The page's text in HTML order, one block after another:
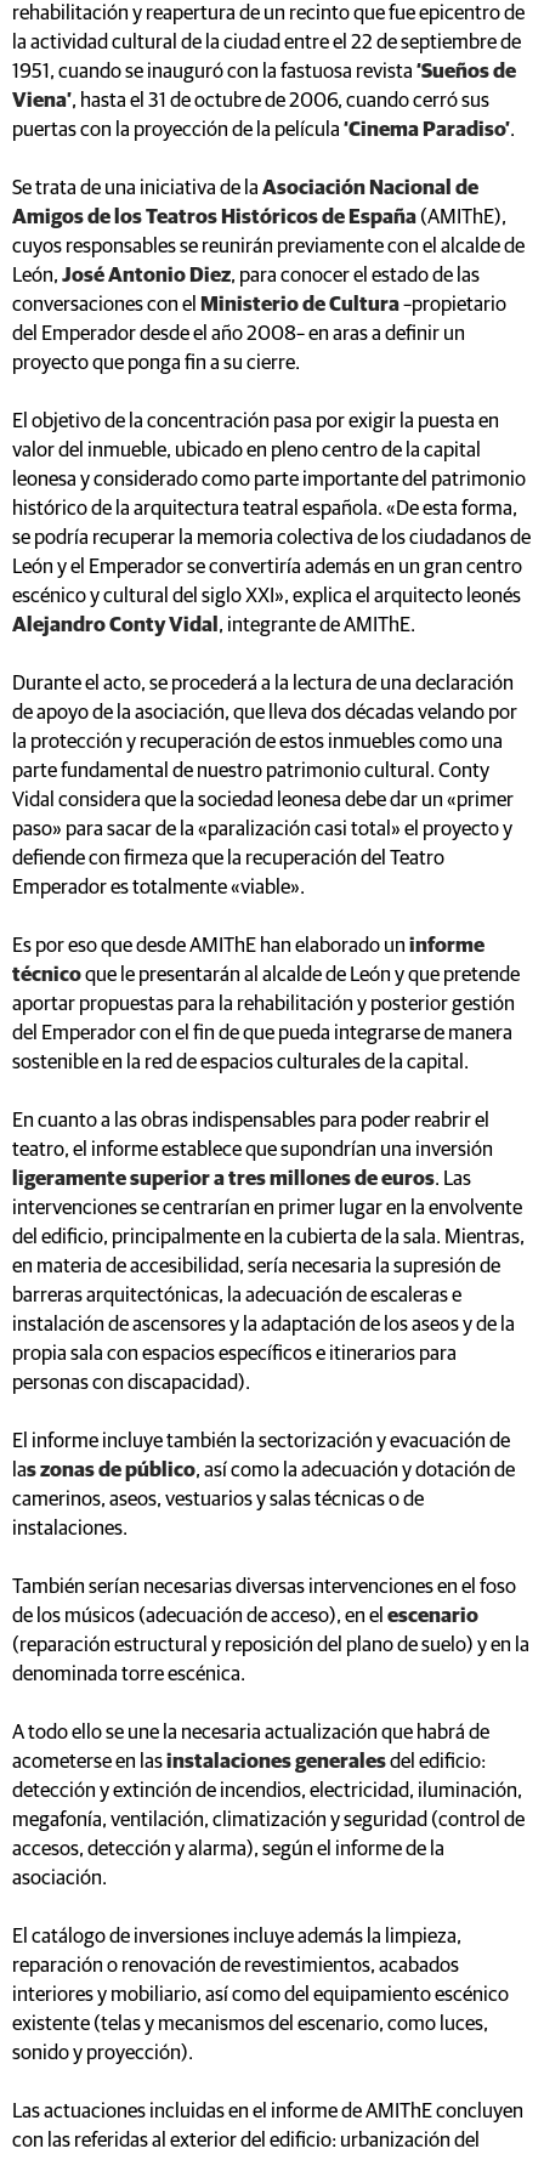
rehabilitación y reapertura de un recinto que fue epicentro de
la actividad cultural de la ciudad entre el 22 de septiembre de
1951, cuando se inauguró con la fastuosa revista ‘Sueños de
Viena’, hasta el 31 de octubre de 2006, cuando cerró sus
puertas con la proyección de la película ‘Cinema Paradiso’.
Se trata de una iniciativa de la Asociación Nacional de
Amigos de los Teatros Históricos de España (AMIThE),
cuyos responsables se reunirán previamente con el alcalde de
León, José Antonio Diez, para conocer el estado de las
conversaciones con el Ministerio de Cultura–propietario
del Emperador desde el año 2008– en aras a definir un
proyecto que ponga fin a su cierre.
El objetivo de la concentración pasa por exigir la puesta en
valor del inmueble, ubicado en pleno centro de la capital
leonesa y considerado como parte importante del patrimonio
histórico de la arquitectura teatral española. «De esta forma,
se podría recuperar la memoria colectiva de los ciudadanos de
León y el Emperador se convertiría además en un gran centro
escénico y cultural del siglo XXI», explica el arquitecto leonés
Alejandro Conty Vidal , integrante de AMIThE.
Durante el acto, se procederá a la lectura de una declaración
de apoyo de la asociación, que lleva dos décadas velando por
la protección y recuperación de estos inmuebles como una
parte fundamental de nuestro patrimonio cultural. Conty
Vidal considera que la sociedad leonesa debe dar un «primer
paso» para sacar de la «paralización casi total» el proyecto y
defiende con firmeza que la recuperación del Teatro
Emperador es totalmente «viable».
Es por eso que desde AMIThE han elaborado un informe
técnicoque le presentarán al alcalde de León y que pretende
aportar propuestas para la rehabilitación y posterior gestión
del Emperador con el fin de que pueda integrarse de manera
sostenible en la red de espacios culturales de la capital.
En cuanto a las obras indispensables para poder reabrir el
teatro, el informe establece que supondrían una inversión
ligeramente superior a tres millones de euros. Las
intervenciones se centrarían en primer lugar en la envolvente
del edificio, principalmente en la cubierta de la sala. Mientras,
en materia de accesibilidad, sería necesaria la supresión de
barreras arquitectónicas, la adecuación de escaleras e
instalación de ascensores y la adaptación de los aseos y de la
propia sala con espacios específicos e itinerarios para
personas con discapacidad).
El informe incluye también la sectorización y evacuación de
las zonas de público, así como la adecuación y dotación de
camerinos, aseos, vestuarios y salas técnicas o de
instalaciones.
También serían necesarias diversas intervenciones en el foso
de los músicos (adecuación de acceso), en el escenario
(reparación estructural y reposición del plano de suelo) y en la
denominada torre escénica.
A todo ello se une la necesaria actualización que habrá de
acometerse en lasinstalaciones generalesdel edificio:
detección y extinción de incendios, electricidad, iluminación,
megafonía, ventilación, climatización y seguridad (control de
accesos, detección y alarma), según el informe de la
asociación.
El catálogo de inversiones incluye además la limpieza,
reparación o renovación de revestimientos, acabados
interiores y mobiliario, así como del equipamiento escénico
existente (telas y mecanismos del escenario, como luces,
sonido y proyección).
Las actuaciones incluidas en el informe de AMIThE concluyen
con las referidas al exterior del edificio: urbanización del